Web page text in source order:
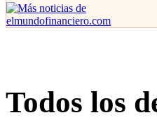
Todos los